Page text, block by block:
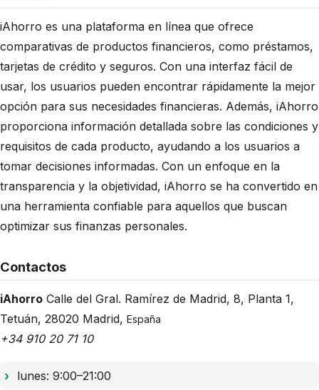
iAhorro es una plataforma en línea que ofrece
comparativas de productos financieros, como préstamos,
tarjetas de crédito y seguros. Con una interfaz fácil de
usar, los usuarios pueden encontrar rápidamente la mejor
opción para sus necesidades financieras. Además, iAhorro
proporciona información detallada sobre las condiciones y
requisitos de cada producto, ayudando a los usuarios a
tomar decisiones informadas. Con un enfoque en la
transparencia y la objetividad, iAhorro se ha convertido en
una herramienta confiable para aquellos que buscan
optimizar sus finanzas personales.
Contactos
iAhorro Calle del Gral. Ramírez de Madrid, 8, Planta 1,
Tetuán, 28020 Madrid, España
+34 910 20 71 10
lunes: 9:00–21:00